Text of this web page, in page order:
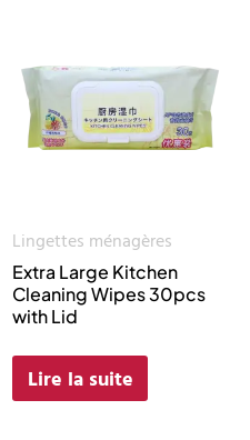
Lingettes ménagères
Extra Large Kitchen
Cleaning Wipes 30pcs
with Lid
Lire la suite